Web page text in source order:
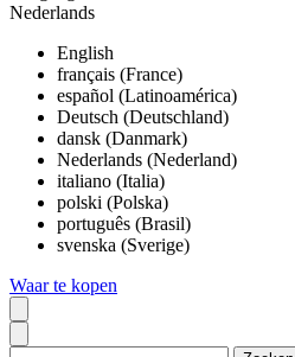
Nederlands
English
français (France)
español (Latinoamérica)
Deutsch (Deutschland)
dansk (Danmark)
Nederlands (Nederland)
italiano (Italia)
polski (Polska)
português (Brasil)
svenska (Sverige)
Waar te kopen